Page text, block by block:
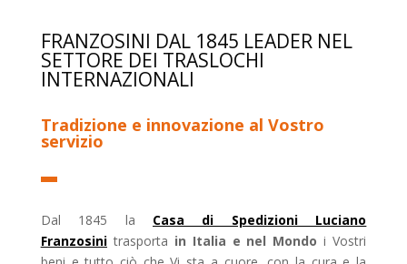
FRANZOSINI DAL 1845 LEADER NEL
SETTORE DEI TRASLOCHI
INTERNAZIONALI
Tradizione e innovazione al Vostro
servizio
Dal 1845 la Casa di Spedizioni Luciano
Franzosinitrasporta in Italia e nel Mondo i Vostri